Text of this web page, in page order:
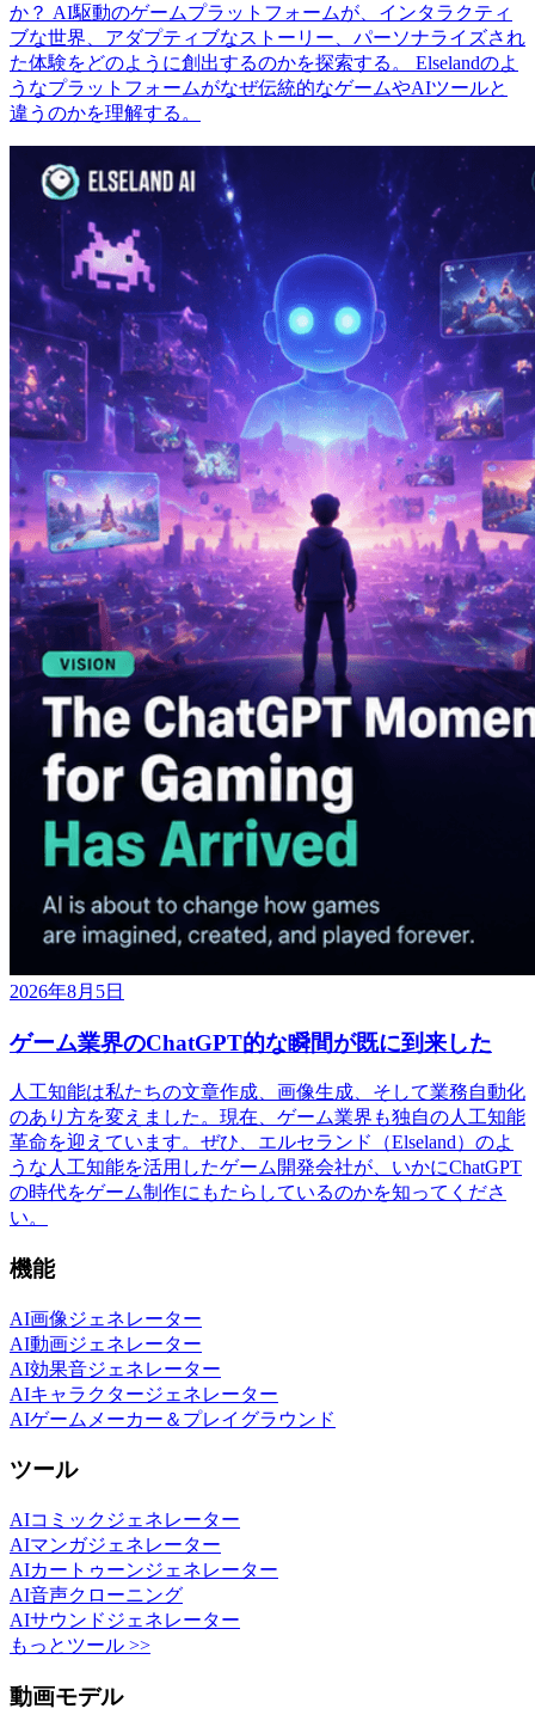
か？ AI駆動のゲームプラットフォームが、インタラクティ
ブな世界、アダプティブなストーリー、パーソナライズされ
た体験をどのように創出するのかを探索する。 Elselandのよ
うなプラットフォームがなぜ伝統的なゲームやAIツールと
違うのかを理解する。
2026年8月5日
ゲーム業界のChatGPT的な瞬間が既に到来した
人工知能は私たちの文章作成、画像生成、そして業務自動化
のあり方を変えました。現在、ゲーム業界も独自の人工知能
革命を迎えています。ぜひ、エルセランド（Elseland）のよ
うな人工知能を活用したゲーム開発会社が、いかにChatGPT
の時代をゲーム制作にもたらしているのかを知ってくださ
い。
機能
AI画像ジェネレーター
AI動画ジェネレーター
AI効果音ジェネレーター
AIキャラクタージェネレーター
AIゲームメーカー＆プレイグラウンド
ツール
AIコミックジェネレーター
AIマンガジェネレーター
AIカートゥーンジェネレーター
AI音声クローニング
AIサウンドジェネレーター
もっとツール >>
動画モデル